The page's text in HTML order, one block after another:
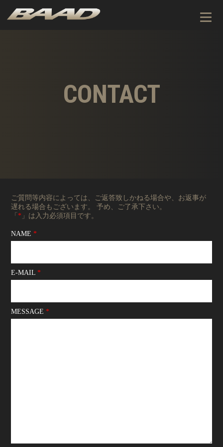
CONTACT
ご質問等内容によっては、ご返答致しかねる場合や、お返事が
遅れる場合もございます。 予め、ご了承下さい。
「* 」は入力必須項目です。
NAME*
E-MAIL*
MESSAGE*